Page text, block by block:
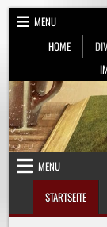
Skip
MENU
HOME
MENU
STARTSEITE